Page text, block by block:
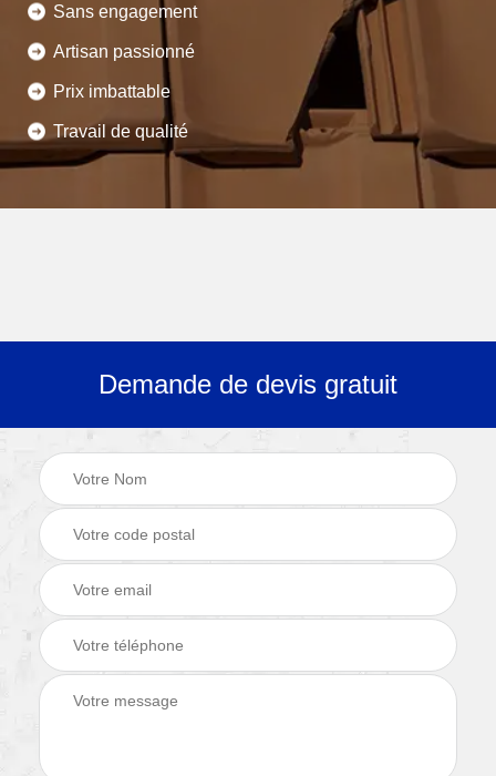
Sans engagement
Artisan passionné
Prix imbattable
Travail de qualité
Demande de devis gratuit